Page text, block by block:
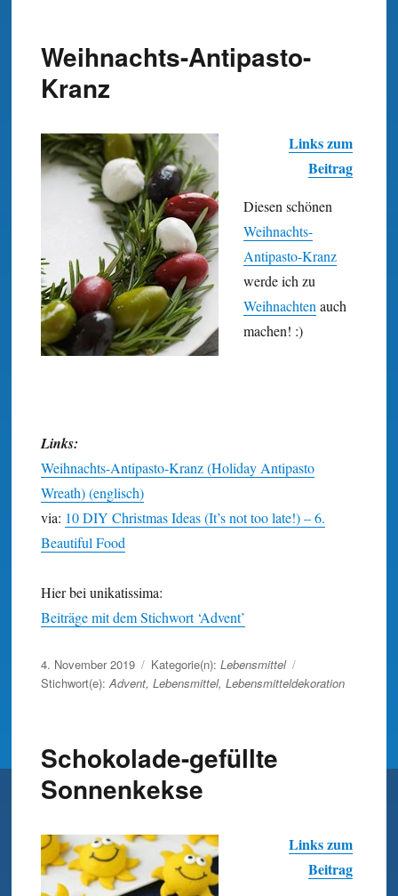
Weihnachts-Antipasto-
Kranz
Links zum
Beitrag
Diesen schönen
Weihnachts-
Antipasto-Kranz
werde ich zu
Weihnachtenauch
machen! :)
Links:
Weihnachts-Antipasto-Kranz (Holiday Antipasto
Wreath) (englisch)
via: 10 DIY Christmas Ideas (It’s not too late!) – 6.
Beautiful Food
Hier bei unikatissima:
Beiträge mit dem Stichwort ‘Advent’
Veröffentlicht
am
4. November 2019 Kategorie(n): Lebensmittel
Stichwort(e):Advent, Lebensmittel, Lebensmitteldekoration
Schokolade-gefüllte
Sonnenkekse
Links zum
Beitrag